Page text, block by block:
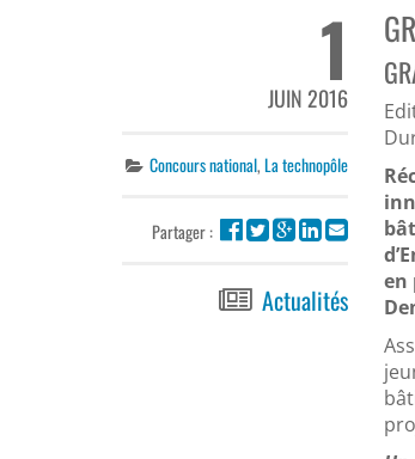
1
JUIN 2016
Concours national,La technopôle
Partager :
Actualités
en